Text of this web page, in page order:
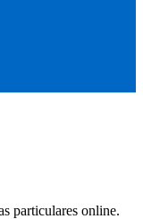
particulares online.